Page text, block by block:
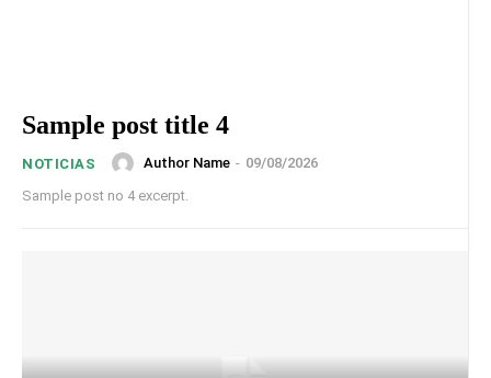
Sample post title 4
NOTICIAS Author Name - 09/08/2026
Sample post no 4 excerpt.